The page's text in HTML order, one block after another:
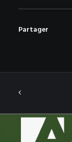
Partager